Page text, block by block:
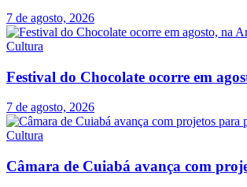
7 de agosto, 2026
Cultura
Festival do Chocolate ocorre em
7 de agosto, 2026
Cultura
Câmara de Cuiabá avança com